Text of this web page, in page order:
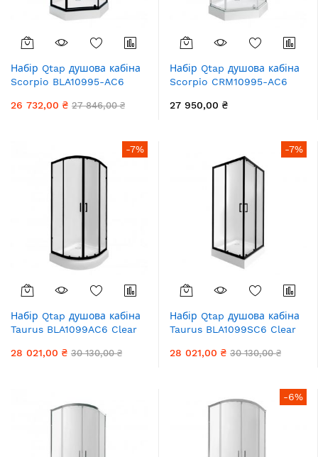
Набір Qtap душова кабіна
Scorpio BLA10995-AC6
піддон Diamond 309912
26 732,00 ₴ 27 846,00 ₴
Набір Qtap душова кабіна
Scorpio CRM10995-AC6
піддон Diamond 309912
27 950,00 ₴
-7%
Набір Qtap душова кабіна
Taurus BLA1099AC6 Clear
Robin 309912C 90x90x12
28 021,00 ₴ 30 130,00 ₴
-7%
Набір Qtap душова кабіна
Taurus BLA1099SC6 Clear
Tern 309912C 90x90x12 см
28 021,00 ₴ 30 130,00 ₴
-6%